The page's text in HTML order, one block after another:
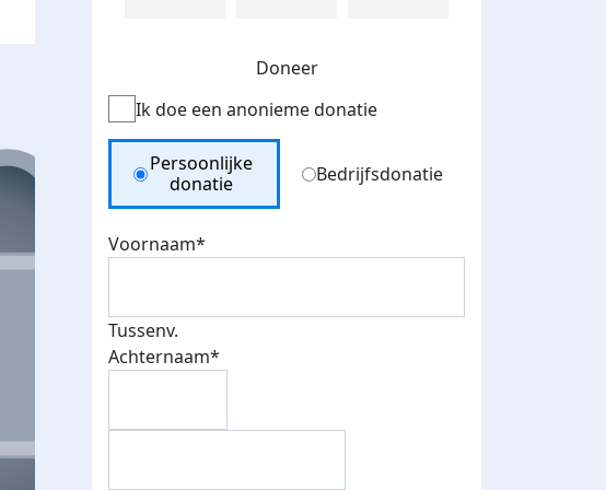
Doneer
Ik doe een anonieme donatie
Donation Type
Persoonlijke
donatie
Bedrijfsdonatie
Voornaam*
Tussenv.
Achternaam*